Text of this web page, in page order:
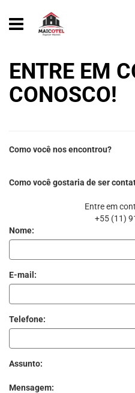
ENTRE EM
CONOSCO!
Como você nos encontrou?
Como você gostaria de ser
Entre em
+55 (11)
Nome:
E-mail:
Telefone:
Assunto:
Mensagem: